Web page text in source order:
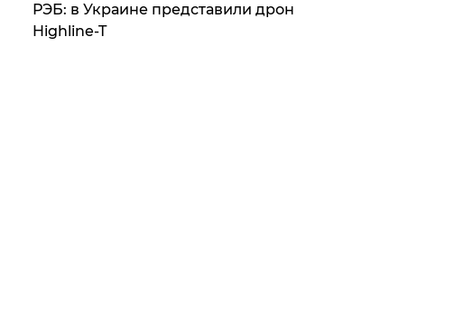
РЭБ: в Украине представили дрон
Highline-T